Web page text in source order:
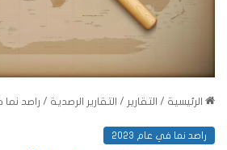
الرئيسية / التقارير / التقارير الرصدية / راصد نما
راصد نما في عام 2023